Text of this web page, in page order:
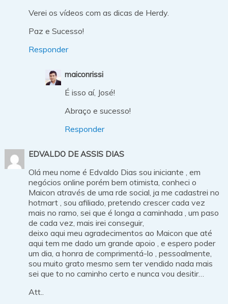
Verei os vídeos com as dicas de Herdy.
Paz e Sucesso!
Responder
maiconrissi
É isso aí, José!
Abraço e sucesso!
Responder
EDVALDO DE ASSIS DIAS
Olá meu nome é Edvaldo Dias sou iniciante , em
negócios online porém bem otimista, conheci o
Maicon através de uma rde social, ja me cadastrei no
hotmart , sou afiliado, pretendo crescer cada vez
mais no ramo, sei que é longa a caminhada , um paso
de cada vez, mais irei conseguir,
deixo aqui meu agradecimentos ao Maicon que até
aqui tem me dado um grande apoio , e espero poder
um dia, a honra de comprimentá-lo , pessoalmente,
sou muito grato mesmo sem ter vendido nada mais
sei que to no caminho certo e nunca vou desitir…
Att..